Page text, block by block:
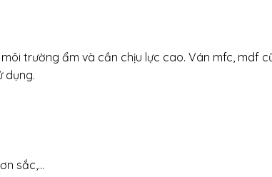
trường ẩm và cần chịu lực cao. Ván mfc, mdf
dụng.
sắc,…